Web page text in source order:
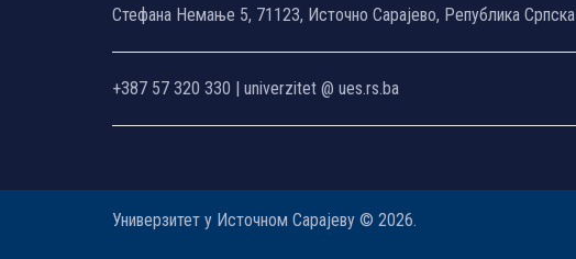
Стефана Немање 5, 71123, Источно Сарајево, Република Српска
+387 57 320 330 | univerzitet @ ues.rs.ba
Универзитет у Источном Сарајеву © 2026.